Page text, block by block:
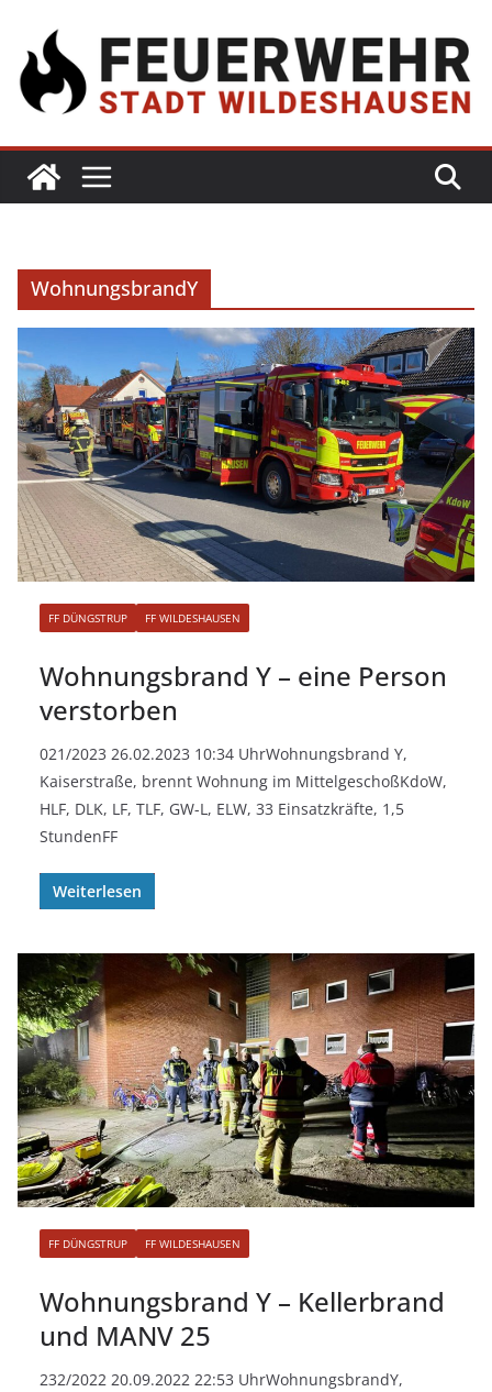
WohnungsbrandY
FF DÜNGSTRUP FF WILDESHAUSEN
Wohnungsbrand Y – eine Person
verstorben
021/2023 26.02.2023 10:34 UhrWohnungsbrand Y,
Kaiserstraße, brennt Wohnung im MittelgeschoßKdoW,
HLF, DLK, LF, TLF, GW-L, ELW, 33 Einsatzkräfte, 1,5
StundenFF
Weiterlesen
FF DÜNGSTRUP FF WILDESHAUSEN
Wohnungsbrand Y – Kellerbrand
und MANV 25
232/2022 20.09.2022 22:53 UhrWohnungsbrandY,